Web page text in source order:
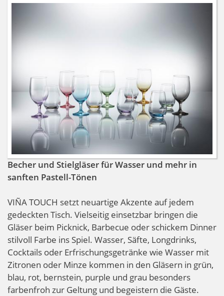
Becher und Stielgläser für Wasser und mehr in
sanften Pastell-Tönen
VIÑA TOUCH setzt neuartige Akzente auf jedem
gedeckten Tisch. Vielseitig einsetzbar bringen die
Gläser beim Picknick, Barbecue oder schickem Dinner
stilvoll Farbe ins Spiel. Wasser, Säfte, Longdrinks,
Cocktails oder Erfrischungsgetränke wie Wasser mit
Zitronen oder Minze kommen in den Gläsern in grün,
blau, rot, bernstein, purple und grau besonders
farbenfroh zur Geltung und begeistern die Gäste.